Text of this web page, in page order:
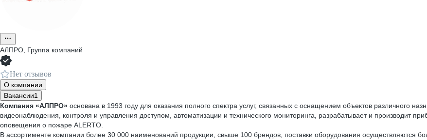
АЛПРО, Группа компаний
Нет отзывов
О компании
Вакансии1
Компания «АЛПРО» основана в 1993 году для оказания полного спектра услуг, связанных с оснащением объектов различного
видеонаблюдения, контроля и управления доступом, автоматизации и технического мониторинга, разрабатывает и производит
оповещения о пожаре ALERTO.
В ассортименте компании более 30 000 наименований продукции, свыше 100 брендов, поставки оборудования осуществляются